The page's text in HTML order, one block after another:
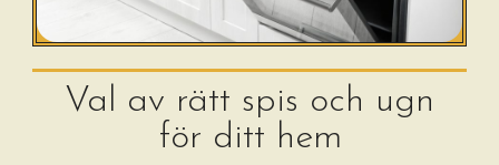
Val av rätt spis och ugn
för ditt hem